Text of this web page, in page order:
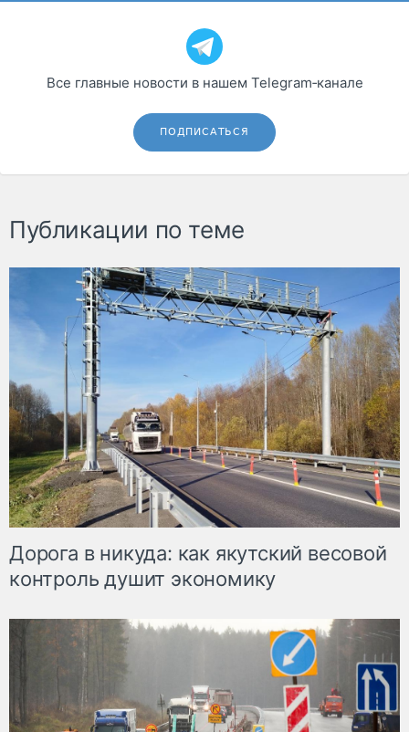
Все главные новости в нашем Telegram‑канале
ПОДПИСАТЬСЯ
Публикации по теме
Дорога в никуда: как якутский весовой
контроль душит экономику